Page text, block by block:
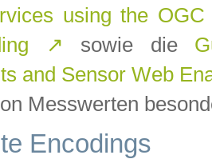
using the
↗ sowie die
and Sensor Web
Messwerten
Encodings